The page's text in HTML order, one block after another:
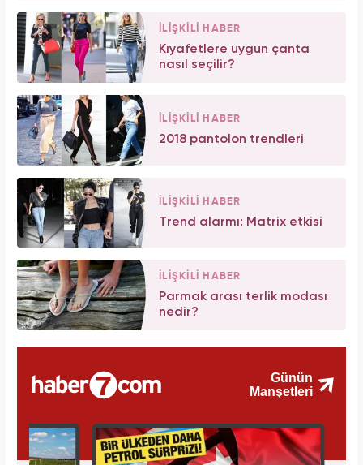
İLİŞKİLİ HABER
Kıyafetlere uygun çanta
nasıl seçilir?
İLİŞKİLİ HABER
2018 pantolon trendleri
İLİŞKİLİ HABER
Trend alarmı: Matrix etkisi
İLİŞKİLİ HABER
Parmak arası terlik modası
nedir?